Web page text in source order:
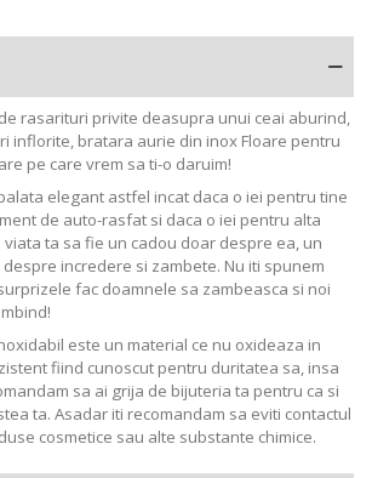
rasarituri privite deasupra unui ceai aburind,
inflorite, bratara aurie din inox Floare pentru
pe care vrem sa ti-o daruim!
elegant astfel incat daca o iei pentru tine
de auto-rasfat si daca o iei pentru alta
ta sa fie un cadou doar despre ea, un
incredere si zambete. Nu iti spunem
fac doamnele sa zambeasca si noi
este un material ce nu oxideaza in
fiind cunoscut pentru duritatea sa, insa
sa ai grija de bijuteria ta pentru ca si
ta. Asadar iti recomandam sa eviti contactul
cosmetice sau alte substante chimice.